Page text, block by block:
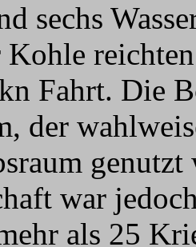
sechs
Fahrt. Die
der
war
als 25